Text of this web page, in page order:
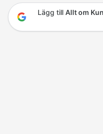
Lägg till Allt om